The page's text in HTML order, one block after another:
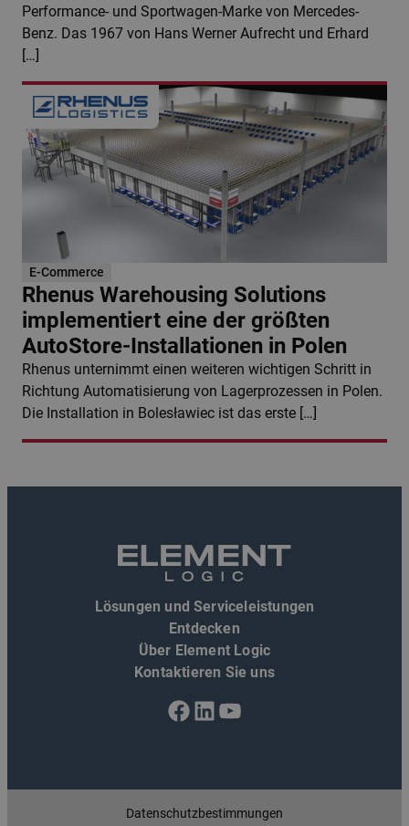
Performance- und Sportwagen-Marke von Mercedes-
Benz. Das 1967 von Hans Werner Aufrecht und Erhard
[…]
E-Commerce
Rhenus Warehousing Solutions
implementiert eine der größten
AutoStore-Installationen in Polen
Rhenus unternimmt einen weiteren wichtigen Schritt in
Richtung Automatisierung von Lagerprozessen in Polen.
Die Installation in Bolesławiec ist das erste […]
Lösungen und Serviceleistungen
Entdecken
Über Element Logic
Kontaktieren Sie uns
Facebook
LinkedIn
YouTube
Datenschutzbestimmungen